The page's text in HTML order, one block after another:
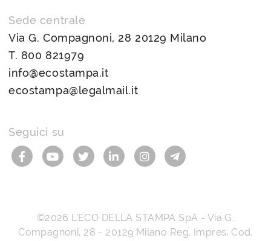
Sede centrale
Via G. Compagnoni, 28 20129 Milano
T. 800 821979
info@ecostampa.it
ecostampa@legalmail.it
Seguici su
©2026 L’ECO DELLA STAMPA SpA - Via G.
Compagnoni, 28 - 20129 Milano Reg. Impres, Cod.